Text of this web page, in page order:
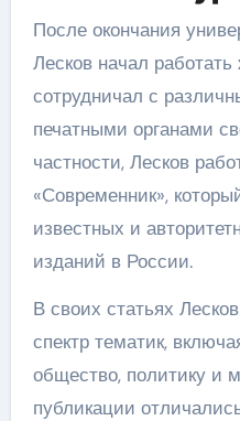
После окончания
Лесков начал
сотрудничал с
печатными органами
частности, Лесков
«Современник»,
известных и
изданий в России.
В своих статьях
спектр тематик,
общество, политику и
публикации